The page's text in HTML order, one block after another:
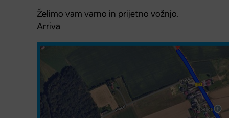
Želimo vam varno in prijetno vožnjo.
Arriva